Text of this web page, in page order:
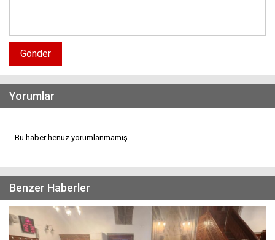
Gönder
Yorumlar
Bu haber henüz yorumlanmamış...
Benzer Haberler